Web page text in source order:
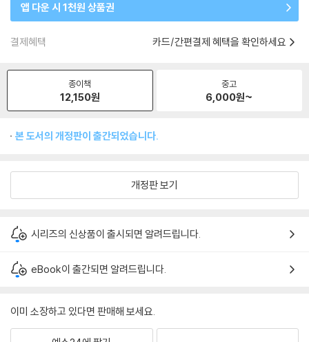
앱 다운 시 1천원 상품권
결제혜택 카드/간편결제 혜택을 확인하세요
종이책
12,150원
중고
6,000원~
본 도서의 개정판이 출간되었습니다.
개정판 보기
시리즈의 신상품이 출시되면 알려드립니다.
eBook이 출간되면 알려드립니다.
이미 소장하고 있다면 판매해 보세요.